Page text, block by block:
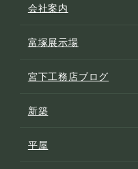
会社案内
富塚展示場
宮下工務店ブログ
新築
平屋